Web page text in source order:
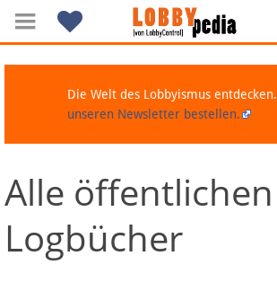
Navigation
Über Lobbypedia
Die Welt des Lobbyismus entdecken.
unseren Newsletter bestellen.
Alle öffentlichen
Logbücher